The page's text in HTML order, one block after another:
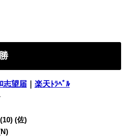
志望届｜ 楽天ﾄﾗﾍﾞﾙ
(佐)